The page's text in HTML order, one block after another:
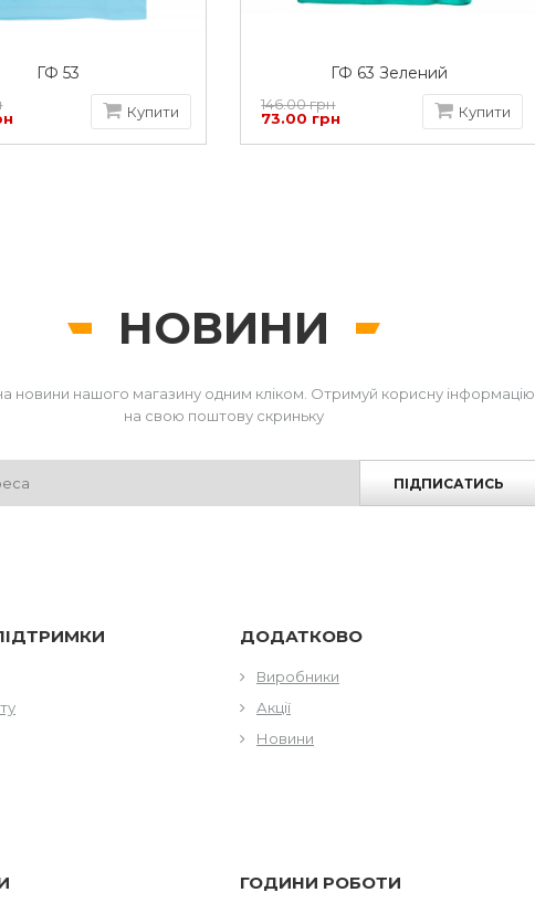
ГФ 53
Купити
ГФ 63 Зелений
146.00 грн
73.00 грн
Купити
НОВИНИ
новини нашого магазину одним кліком. Отримуй корисну інформацію
на свою поштову скриньку
ПІДПИСАТИСЬ
ДОДАТКОВО
Виробники
Акції
Новини
ГОДИНИ РОБОТИ